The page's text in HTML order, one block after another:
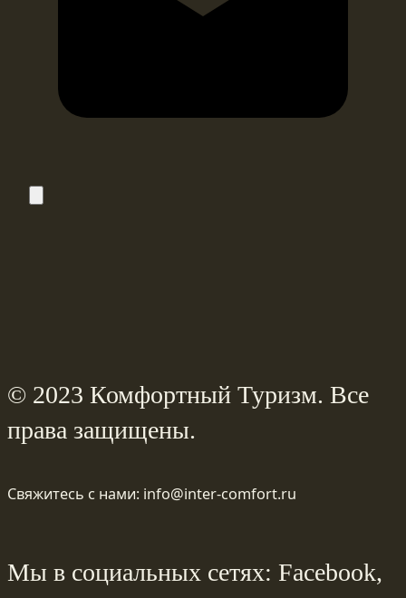
© 2023 Комфортный Туризм. Все
права защищены.
Свяжитесь с нами: info@inter-comfort.ru
Мы в социальных сетях: Facebook,